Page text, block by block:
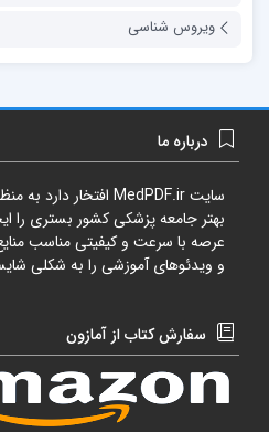
ویروس شناسی
درباره ما
سایتMedPDF.ir افتخار دارد به
بهتر جامعه پزشکی کشور بستری را
عرصه با سرعت و کیفیتی مناسب
و ویدئوهای آموزشی را به شکلی
سفارش کتاب از آمازون